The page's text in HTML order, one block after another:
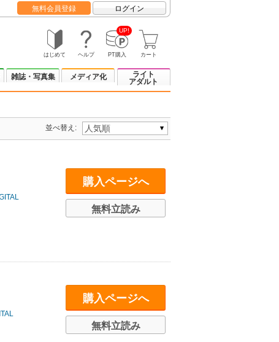
無料会員登録 ログイン
はじめて ヘルプ
UP!
PT購入 カート
雑誌・写真集 メディア化
ライト
アダルト
並べ替え:
購入ページへ
無料立読み
購入ページへ
無料立読み